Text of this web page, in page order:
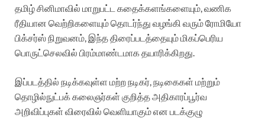
தமிழ் சினிமாவில் மாறுபட்ட கதைக்களங்களையும், வணிக
ரீதியான வெற்றிகளையும் தொடர்ந்து வழங்கி வரும் ரோமியோ
பிக்சர்ஸ் நிறுவனம், இந்த திரைப்படத்தையும் மிகப்பெரிய
பொருட்செலவில் பிரம்மாண்டமாக தயாரிக்கிறது.
இப்படத்தில் நடிக்கவுள்ள மற்ற நடிகர், நடிகைகள் மற்றும்
தொழில்நுட்பக் கலைஞர்கள் குறித்த அதிகாரப்பூர்வ
அறிவிப்புகள் விரைவில் வெளியாகும் என படக்குழு